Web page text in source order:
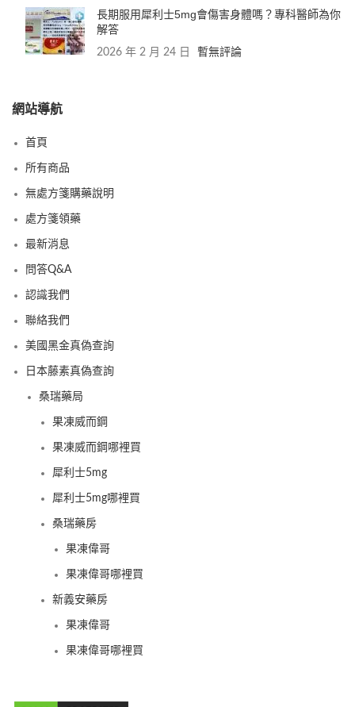
長期服用犀利士5mg會傷害身體嗎？專科醫師為你
解答
2026 年 2 月 24 日 暫無評論
網站導航
首頁
所有商品
無處方箋購藥說明
處方箋領藥
最新消息
問答Q&A
認識我們
聯絡我們
美國黑金真偽查詢
日本藤素真偽查詢
桑瑞藥局
果凍威而鋼
果凍威而鋼哪裡買
犀利士5mg
犀利士5mg哪裡買
桑瑞藥房
果凍偉哥
果凍偉哥哪裡買
新義安藥房
果凍偉哥
果凍偉哥哪裡買